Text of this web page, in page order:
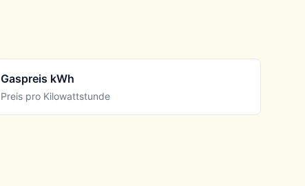
Gaspreis kWh
Preis pro Kilowattstunde